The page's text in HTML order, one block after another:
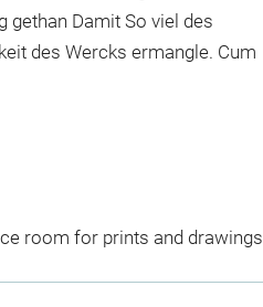
gethan Damit So viel des
des Wercks ermangle. Cum
room for prints and drawings